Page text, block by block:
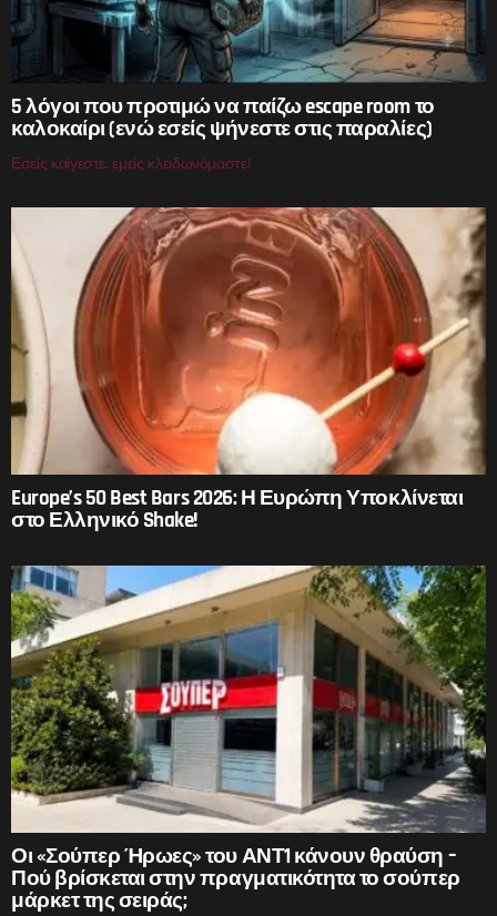
5 λόγοι που προτιμώ να παίζω escape room το
καλοκαίρι (ενώ εσείς ψήνεστε στις παραλίες)
Εσείς καίγεστε, εμείς κλειδωνόμαστε!
Europe’s 50 Best Bars 2026: Η Ευρώπη Υποκλίνεται
στο Ελληνικό Shake!
Οι «Σούπερ Ήρωες» του ΑΝΤ1 κάνουν θραύση –
Πού βρίσκεται στην πραγματικότητα το σούπερ
μάρκετ της σειράς;